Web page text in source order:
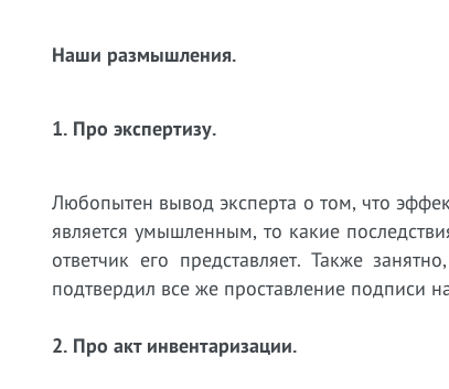
Наши размышления.
1. Про экспертизу.
Любопытен вывод эксперта о том, что
является умышленным, то какие
ответчик его представляет. Также
подтвердил все же проставление подписи
2. Про акт инвентаризации.